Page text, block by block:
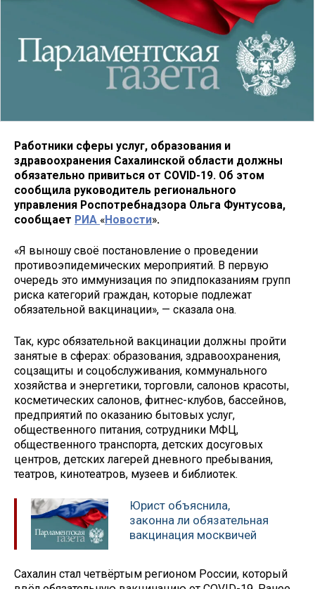
Работники сферы услуг, образования и
здравоохранения Сахалинской области должны
обязательно привиться от COVID-19. Об этом
сообщила руководитель регионального
управления Роспотребнадзора Ольга Фунтусова,
сообщает РИА «Новости».
«Я выношу своё постановление о проведении
противоэпидемических мероприятий. В первую
очередь это иммунизация по эпидпоказаниям групп
риска категорий граждан, которые подлежат
обязательной вакцинации», — сказала она.
Так, курс обязательной вакцинации должны пройти
занятые в сферах: образования, здравоохранения,
соцзащиты и соцобслуживания, коммунального
хозяйства и энергетики, торговли, салонов красоты,
косметических салонов, фитнес-клубов, бассейнов,
предприятий по оказанию бытовых услуг,
общественного питания, сотрудники МФЦ,
общественного транспорта, детских досуговых
центров, детских лагерей дневного пребывания,
театров, кинотеатров, музеев и библиотек.
Юрист объяснила,
законна ли обязательная
вакцинация москвичей
Сахалин стал четвёртым регионом России, который